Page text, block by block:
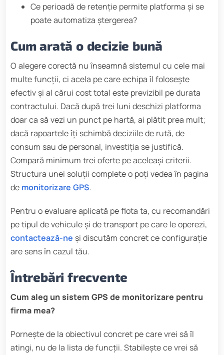
Ce perioadă de retenție permite platforma și se
poate automatiza ștergerea?
Cum arată o decizie bună
O alegere corectă nu înseamnă sistemul cu cele mai
multe funcții, ci acela pe care echipa îl folosește
efectiv și al cărui cost total este previzibil pe durata
contractului. Dacă după trei luni deschizi platforma
doar ca să vezi un punct pe hartă, ai plătit prea mult;
dacă rapoartele îți schimbă deciziile de rută, de
consum sau de personal, investiția se justifică.
Compară minimum trei oferte pe aceleași criterii.
Structura unei soluții complete o poți vedea în pagina
de monitorizare GPS.
Pentru o evaluare aplicată pe flota ta, cu recomandări
pe tipul de vehicule și de transport pe care le operezi,
contactează-ne și discutăm concret ce configurație
are sens în cazul tău.
Întrebări frecvente
Cum aleg un sistem GPS de monitorizare pentru
firma mea?
Pornește de la obiectivul concret pe care vrei să îl
atingi, nu de la lista de funcții. Stabilește ce vrei să